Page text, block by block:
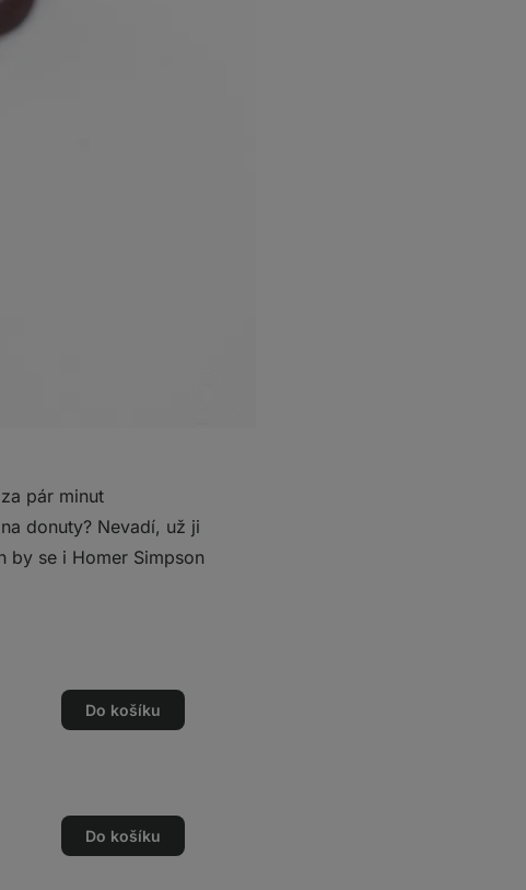
pár minut
donuty? Nevadí, už ji
by se i Homer Simpson
Do košíku
Do košíku